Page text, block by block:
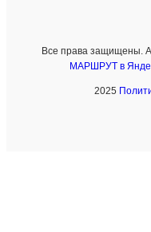
Все права защищены.
МАРШРУТ в
2025